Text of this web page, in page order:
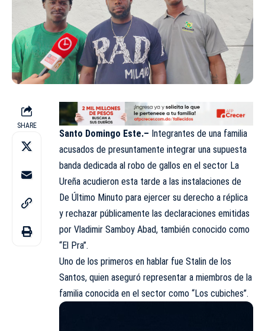
SHARE
Santo Domingo Este.– Integrantes de una familia
acusados de presuntamente integrar una supuesta
banda dedicada al robo de gallos en el sector La
Ureña acudieron esta tarde a las instalaciones de
De Último Minuto para ejercer su derecho a réplica
y rechazar públicamente las declaraciones emitidas
por Vladimir Samboy Abad, también conocido como
“El Pra”.
Uno de los primeros en hablar fue Stalin de los
Santos, quien aseguró representar a miembros de la
familia conocida en el sector como “Los cubiches”.